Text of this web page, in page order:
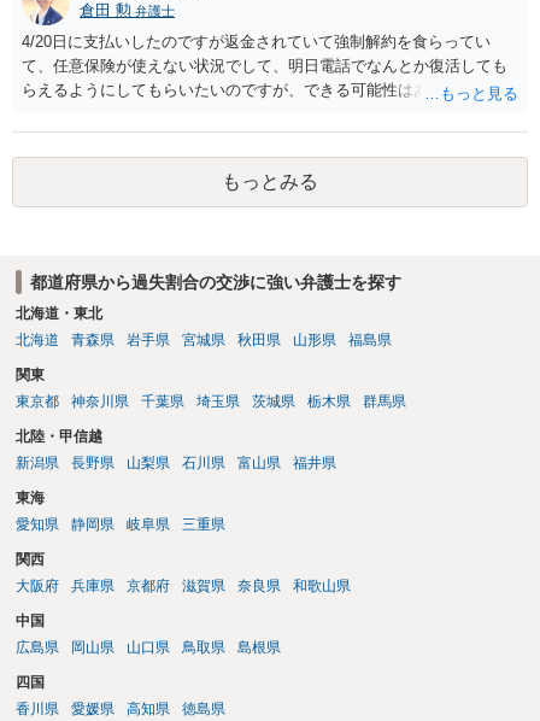
倉田 勲 弁護士
4/20日に支払いしたのですが返金されていて強制解約を食らってい
て、任意保険が使えない状況でして、明日電話でなんとか復活しても
らえるようにしてもらいたいのですが、できる可能性はありますでし
せんので回答の使用がありません。 まず保険会社の担当者とよくご相
談ください。 任意保険復活できないとなったらとてもじゃないです
が、払えない金額になりそうでこの先人生終わるんじゃないかと思っ
ています。 →支払いが困難な場合、破産含めた債務整理の方法もあり
もっとみる
都道府県から過失割合の交渉に強い弁護士を探す
北海道・東北
北海道
青森県 岩手県 宮城県 秋田県 山形県 福島県
関東
東京都
神奈川県 千葉県 埼玉県 茨城県 栃木県 群馬県
北陸・甲信越
新潟県
長野県 山梨県 石川県 富山県 福井県
東海
愛知県
静岡県 岐阜県 三重県
関西
大阪府
兵庫県 京都府 滋賀県 奈良県 和歌山県
中国
広島県
岡山県 山口県 鳥取県 島根県
四国
香川県
愛媛県 高知県 徳島県